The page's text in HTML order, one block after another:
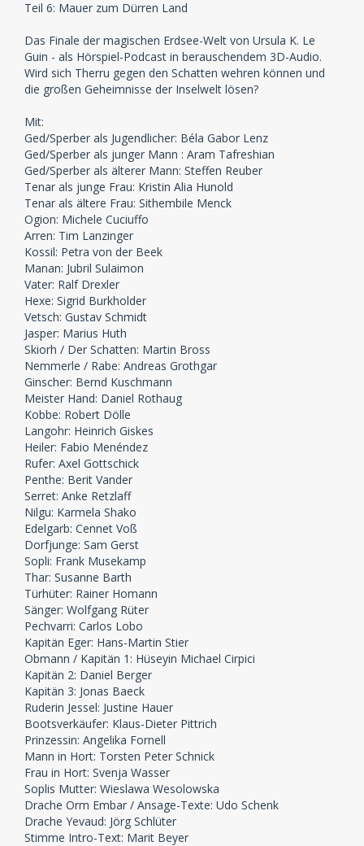
Teil 6: Mauer zum Dürren Land
Das Finale der magischen Erdsee-Welt von Ursula K. Le
Guin - als Hörspiel-Podcast in berauschendem 3D-Audio.
Wird sich Therru gegen den Schatten wehren können und
die großen Geheimnisse der Inselwelt lösen?
Mit:
Ged/Sperber als Jugendlicher: Béla Gabor Lenz
Ged/Sperber als junger Mann : Aram Tafreshian
Ged/Sperber als älterer Mann: Steffen Reuber
Tenar als junge Frau: Kristin Alia Hunold
Tenar als ältere Frau: Sithembile Menck
Ogion: Michele Cuciuffo
Arren: Tim Lanzinger
Kossil: Petra von der Beek
Manan: Jubril Sulaimon
Vater: Ralf Drexler
Hexe: Sigrid Burkholder
Vetsch: Gustav Schmidt
Jasper: Marius Huth
Skiorh / Der Schatten: Martin Bross
Nemmerle / Rabe: Andreas Grothgar
Ginscher: Bernd Kuschmann
Meister Hand: Daniel Rothaug
Kobbe: Robert Dölle
Langohr: Heinrich Giskes
Heiler: Fabio Menéndez
Rufer: Axel Gottschick
Penthe: Berit Vander
Serret: Anke Retzlaff
Nilgu: Karmela Shako
Edelgarb: Cennet Voß
Dorfjunge: Sam Gerst
Sopli: Frank Musekamp
Thar: Susanne Barth
Türhüter: Rainer Homann
Sänger: Wolfgang Rüter
Pechvarri: Carlos Lobo
Kapitän Eger: Hans-Martin Stier
Obmann / Kapitän 1: Hüseyin Michael Cirpici
Kapitän 2: Daniel Berger
Kapitän 3: Jonas Baeck
Ruderin Jessel: Justine Hauer
Bootsverkäufer: Klaus-Dieter Pittrich
Prinzessin: Angelika Fornell
Mann in Hort: Torsten Peter Schnick
Frau in Hort: Svenja Wasser
Soplis Mutter: Wieslawa Wesolowska
Drache Orm Embar / Ansage-Texte: Udo Schenk
Drache Yevaud: Jörg Schlüter
Stimme Intro-Text: Marit Beyer